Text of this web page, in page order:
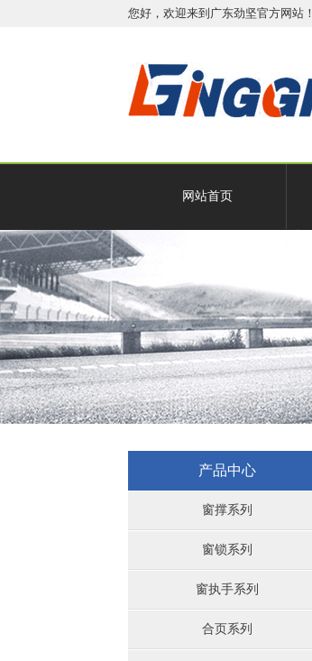
您好，欢迎来到广东劲坚官方网站！
网站首页
产品中心
窗撑系列
窗锁系列
窗执手系列
合页系列